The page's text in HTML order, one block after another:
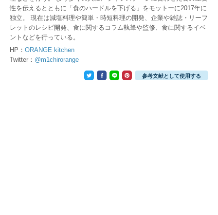
性を伝えるとともに「食のハードルを下げる」をモットーに2017年に
独立。 現在は減塩料理や簡単・時短料理の開発、企業や雑誌・リーフ
レットのレシピ開発、食に関するコラム執筆や監修、食に関するイベ
ントなどを行っている。
HP： ORANGE kitchen
Twitter： @m1chirorange
参考文献として使用する